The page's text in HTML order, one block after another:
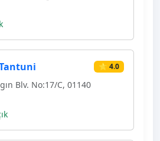
⭐ 4.0
Blv. No:17/C, 01140